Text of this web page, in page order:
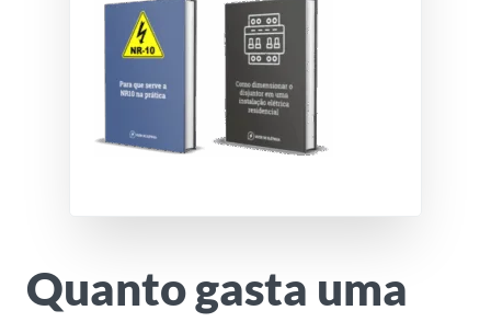
Quanto gasta uma